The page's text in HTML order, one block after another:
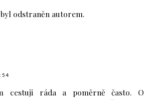
odstraněn autorem.
cestuji ráda a poměrně často. O